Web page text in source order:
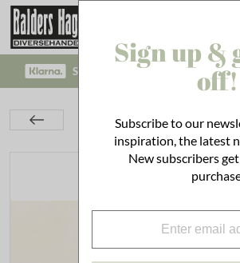
SAFE PAYMENT WITH KLARNA
Poster Rafflesia Arnoldii
Sign up &
off!
Subscribe to our
inspiration, the latest
New subscribers